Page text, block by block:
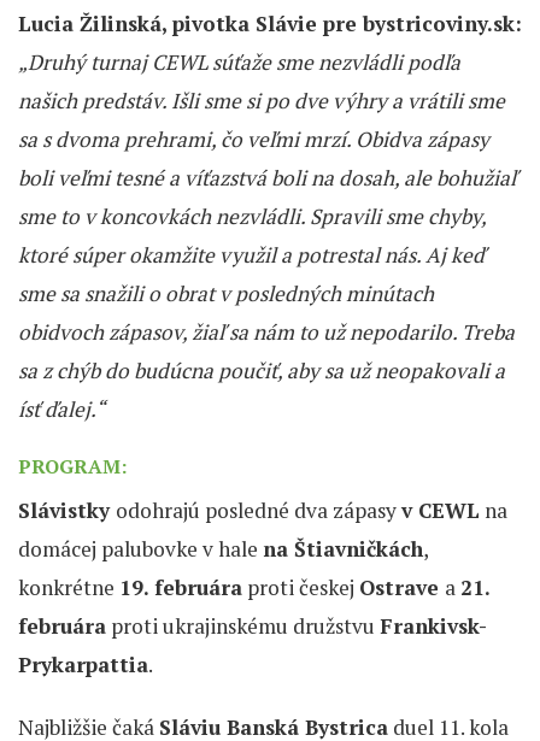
Lucia Žilinská, pivotka Slávie pre bystricoviny.sk:
„Druhý turnaj CEWL súťaže sme nezvládli podľa
našich predstáv. Išli sme si po dve výhry a vrátili sme
sa s dvoma prehrami, čo veľmi mrzí. Obidva zápasy
boli veľmi tesné a víťazstvá boli na dosah, ale bohužiaľ
sme to v koncovkách nezvládli. Spravili sme chyby,
ktoré súper okamžite využil a potrestal nás. Aj keď
sme sa snažili o obrat v posledných minútach
obidvoch zápasov, žiaľ sa nám to už nepodarilo. Treba
sa z chýb do budúcna poučiť, aby sa už neopakovali a
ísť ďalej.“
PROGRAM:
Slávistky odohrajú posledné dva zápasyv CEWL na
domácej palubovke v hale na Štiavničkách,
konkrétne 19. februára proti českej Ostrave a 21.
februára proti ukrajinskému družstvu Frankivsk-
Prykarpattia.
Najbližšie čaká Sláviu Banská Bystrica duel 11. kola